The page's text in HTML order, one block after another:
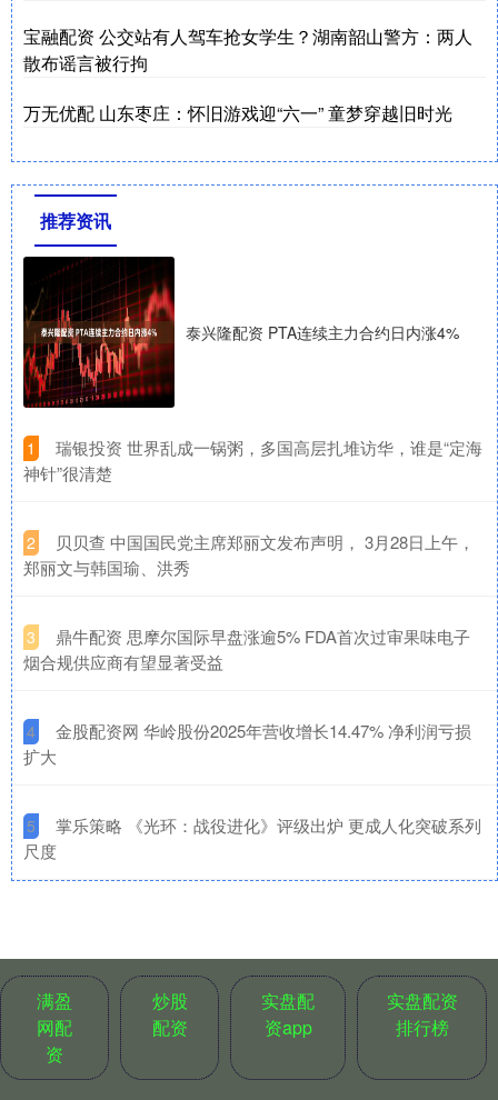
宝融配资 公交站有人驾车抢女学生？湖南韶山警方：两人
散布谣言被行拘
万无优配 山东枣庄：怀旧游戏迎“六一” 童梦穿越旧时光
推荐资讯
泰兴隆配资 PTA连续主力合约日内涨4%
1
​瑞银投资 世界乱成一锅粥，多国高层扎堆访华，谁是“定海
神针”很清楚
2
​贝贝查 中国国民党主席郑丽文发布声明， 3月28日上午，
郑丽文与韩国瑜、洪秀
3
​鼎牛配资 思摩尔国际早盘涨逾5% FDA首次过审果味电子
烟合规供应商有望显著受益
4
​金股配资网 华岭股份2025年营收增长14.47% 净利润亏损
扩大
5
​掌乐策略 《光环：战役进化》评级出炉 更成人化突破系列
尺度
满盈
网配
资
炒股
配资
实盘配
资app
实盘配资
排行榜